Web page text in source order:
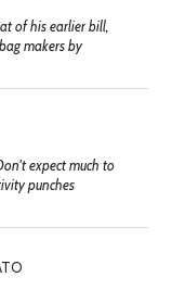
of his earlier bill,
makers by
expect much to
punches